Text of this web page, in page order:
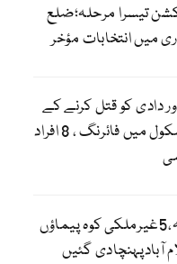
تیسرا مرحلہ؛ضلع
میں انتخابات مؤخر
دادی کو قتل کرنے کے
بعد ملزم کی اسکول میں فائرنگ ، 8 افراد
براڈ پیک حادثہ،5غیرملکی کوہ پیماؤں
آبادپہنچادی گئیں